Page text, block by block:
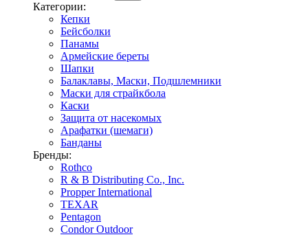
Категории:
Кепки
Бейсболки
Панамы
Армейские береты
Шапки
Балаклавы, Маски, Подшлемники
Маски для страйкбола
Каски
Защита от насекомых
Арафатки (шемаги)
Банданы
Бренды:
Rothco
R & B Distributing Co., Inc.
Propper International
TEXAR
Pentagon
Condor Outdoor